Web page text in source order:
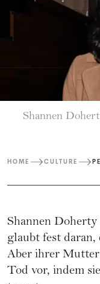
Shannen
HOME CULTURE
Shannen
glaubt fest daran,
Aber ihrer Mutter
Tod vor, indem